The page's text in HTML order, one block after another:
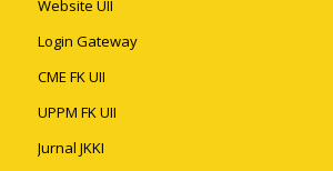
Website UII
Login Gateway
CME FK UII
UPPM FK UII
Jurnal JKKI